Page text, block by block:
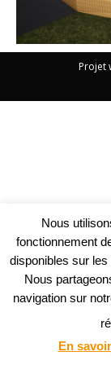
Projet
Nous
fonctionnement
disponibles sur les
Nous
navigation sur
En